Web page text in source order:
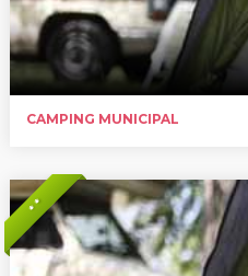
CAMPING MUNICIPAL
* *